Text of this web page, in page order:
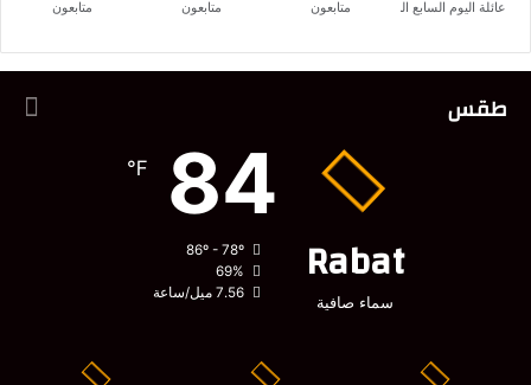
عائلة اليوم السابع المغربية متابعون متابعون متابعون
طقس
Rabat
سماء صافية
84
℉
69%
7.56 ميل/ساعة